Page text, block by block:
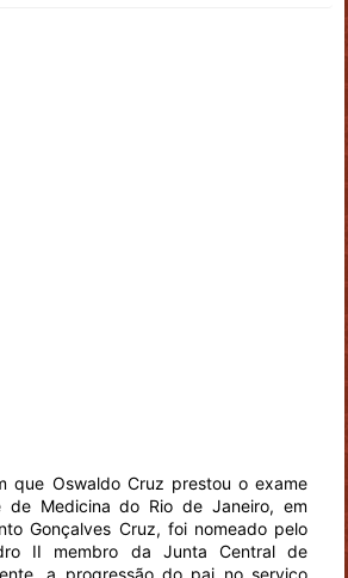
que Oswaldo Cruz prestou o exame
de Medicina do Rio de Janeiro, em
Gonçalves Cruz, foi nomeado pelo
II membro da Junta Central de
a progressão do pai no serviço